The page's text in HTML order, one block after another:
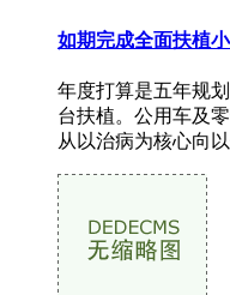
如期完成全面扶植
年度打算是五年规
台扶植。公用车及
从以治病为核心向